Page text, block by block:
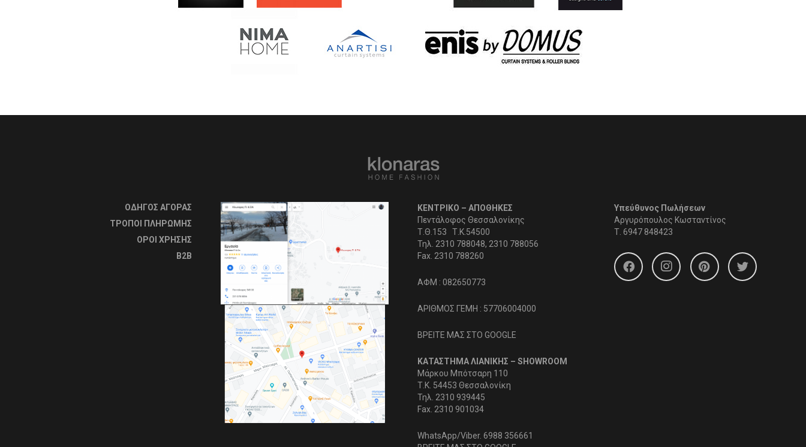
ΟΔΗΓΟΣ ΑΓΟΡΑΣ
ΤΡΟΠΟΙ ΠΛΗΡΩΜΗΣ
OΡΟΙ ΧΡΗΣΗΣ
B2B
ΚΕΝΤΡΙΚΟ – ΑΠΟΘΗΚΕΣ
Πεντάλοφος Θεσσαλονίκης
Τ.Θ.153 Τ.Κ.54500
Τηλ. 2310 788048, 2310 788056
Fax. 2310 788260
ΑΦΜ : 082650773
ΑΡΙΘΜΟΣ ΓΕΜΗ : 57706004000
ΒΡΕΙΤΕ ΜΑΣ ΣΤΟ GOOGLE
ΚΑΤΑΣΤΗΜΑ ΛΙΑΝΙΚΗΣ – SHOWROOM
Μάρκου Μπότσαρη 110
Τ.Κ. 54453 Θεσσαλονίκη
Τηλ. 2310 939445
Fax. 2310 901034
WhatsApp/Viber. 6988 356661
Υπεύθυνος Πωλήσεων
Αργυρόπουλος Κωσταντίνος
Τ. 6947 848423